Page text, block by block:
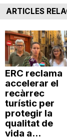
n
a
ARTICLES
ERC reclama
accelerar el
recàrrec
turístic per
protegir la
qualitat de
vida a...